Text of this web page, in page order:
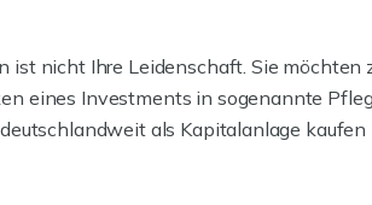
ist nicht Ihre Leidenschaft. Sie
eines Investments in sogenannte
als Kapitalanlage